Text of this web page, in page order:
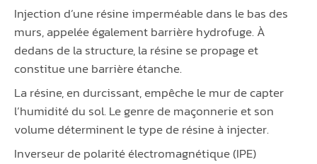
Injection d’une résine imperméable dans le bas des
murs, appelée également barrière hydrofuge. À
dedans de la structure, la résine se propage et
constitue une barrière étanche.
La résine, en durcissant, empêche le mur de capter
l’humidité du sol. Le genre de maçonnerie et son
volume déterminent le type de résine à injecter.
Inverseur de polarité électromagnétique (IPE)